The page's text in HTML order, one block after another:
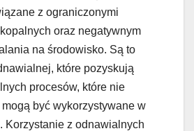
z ograniczonymi
oraz negatywnym
na środowisko. Są to
które pozyskują
procesów, które nie
być wykorzystywane w
Korzystanie z odnawialnych